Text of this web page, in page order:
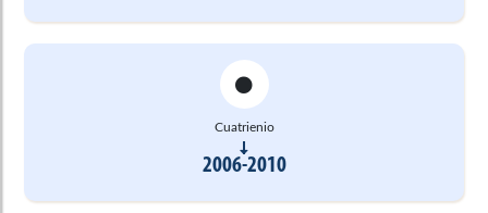
Cuatrienio
2006-2010